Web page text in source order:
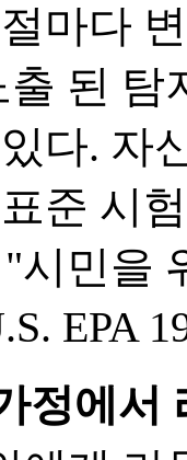
마다
출 된
다. 자
준 시
"시민을
EPA
정에서